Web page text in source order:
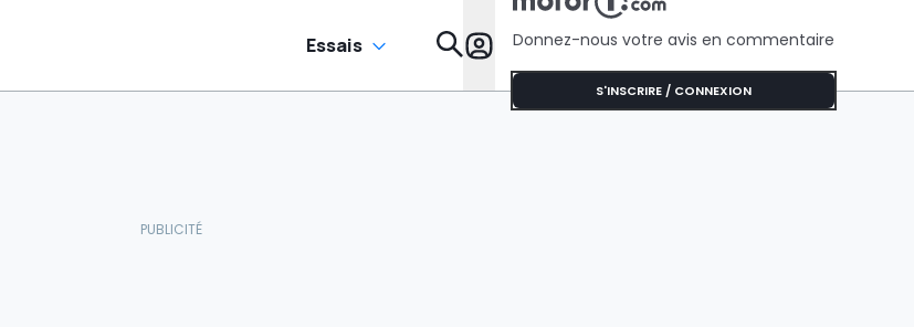
Essais Donnez-nous votre avis en commentaire
S'INSCRIRE / CONNEXION